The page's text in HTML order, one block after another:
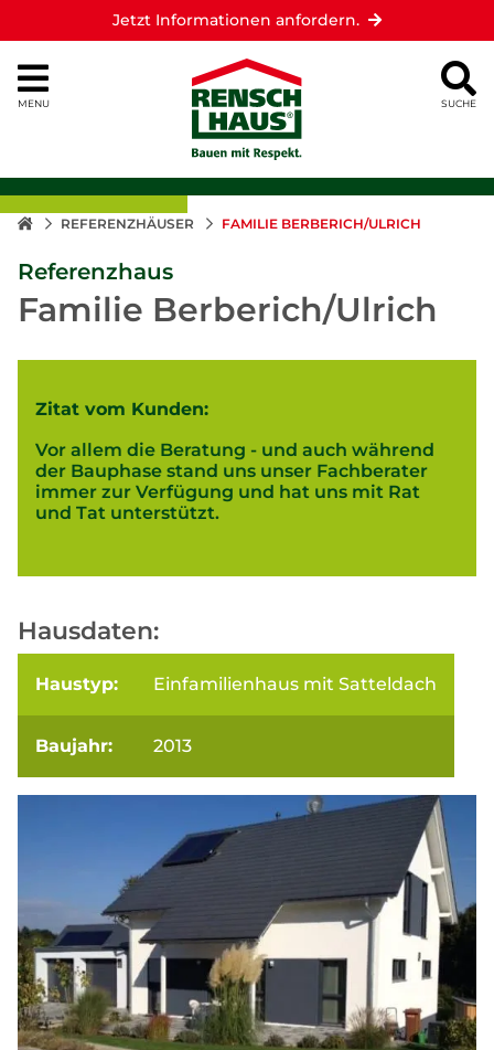
Jetzt Informationen anfordern.
MENU SUCHE
REFERENZHÄUSER FAMILIE BERBERICH/ULRICH
Referenzhaus
Familie Berberich/Ulrich
Zitat vom Kunden:
Vor allem die Beratung - und auch während
der Bauphase stand uns unser Fachberater
immer zur Verfügung und hat uns mit Rat
und Tat unterstützt.
Hausdaten:
Haustyp: Einfamilienhaus mit Satteldach
Baujahr: 2013